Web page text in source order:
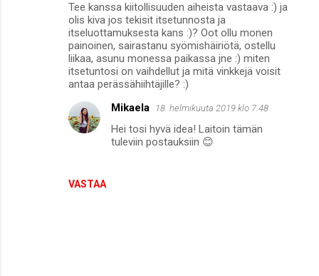
Tee kanssa kiitollisuuden aiheista vastaava :) ja
olis kiva jos tekisit itsetunnosta ja
itseluottamuksesta kans :)? Oot ollu monen
painoinen, sairastanu syömishäiriötä, ostellu
liikaa, asunu monessa paikassa jne :) miten
itsetuntosi on vaihdellut ja mitä vinkkejä voisit
antaa perässähiihtäjille? :)
VASTAA
Mikaela 18. helmikuuta 2019 klo 7.48
Hei tosi hyvä idea! Laitoin tämän
tuleviin postauksiin 😊